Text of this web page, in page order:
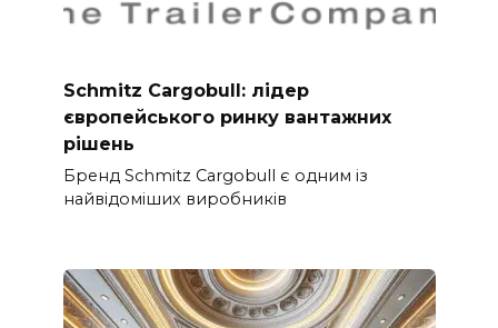
Schmitz Cargobull: лідер
європейського ринку вантажних
рішень
Бренд Schmitz Cargobull є одним із
найвідоміших виробників